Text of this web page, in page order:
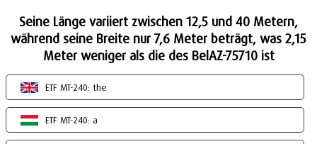
Seine Länge variiert zwischen 12,5 und 40 Metern,
während seine Breite nur 7,6 Meter beträgt, was 2,15
Meter weniger als die des BelAZ-75710 ist
ETF MT-240: the
ETF MT-240: a